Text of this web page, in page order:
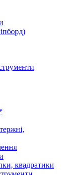
квадратики